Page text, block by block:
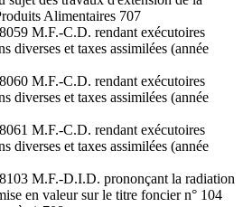
Alimentaires 707
M.F.-C.D. rendant exécutoires
diverses et taxes assimilées (année
M.F.-C.D. rendant exécutoires
diverses et taxes assimilées (année
M.F.-C.D. rendant exécutoires
diverses et taxes assimilées (année
M.F.-D.I.D. prononçant la radiation
en valeur sur le titre foncier n° 104